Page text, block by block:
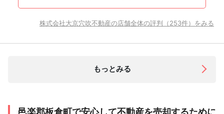
株式会社大京穴吹不動産の店舗全体の評判（253件）をみる
もっとみる
邑楽郡板倉町で安心して不動産を売却するために